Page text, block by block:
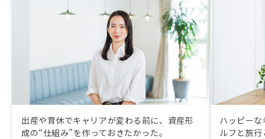
出産や育休でキャリアが変わる前に、資産形
成の“仕組み”を作っておきたかった。
ハッピー
ルフと旅